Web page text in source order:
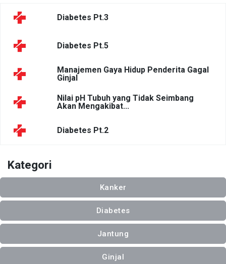
Diabetes Pt.3
Diabetes Pt.5
Manajemen Gaya Hidup Penderita Gagal
Ginjal
Nilai pH Tubuh yang Tidak Seimbang
Akan Mengakibat...
Diabetes Pt.2
Kategori
Kanker
Diabetes
Jantung
Ginjal